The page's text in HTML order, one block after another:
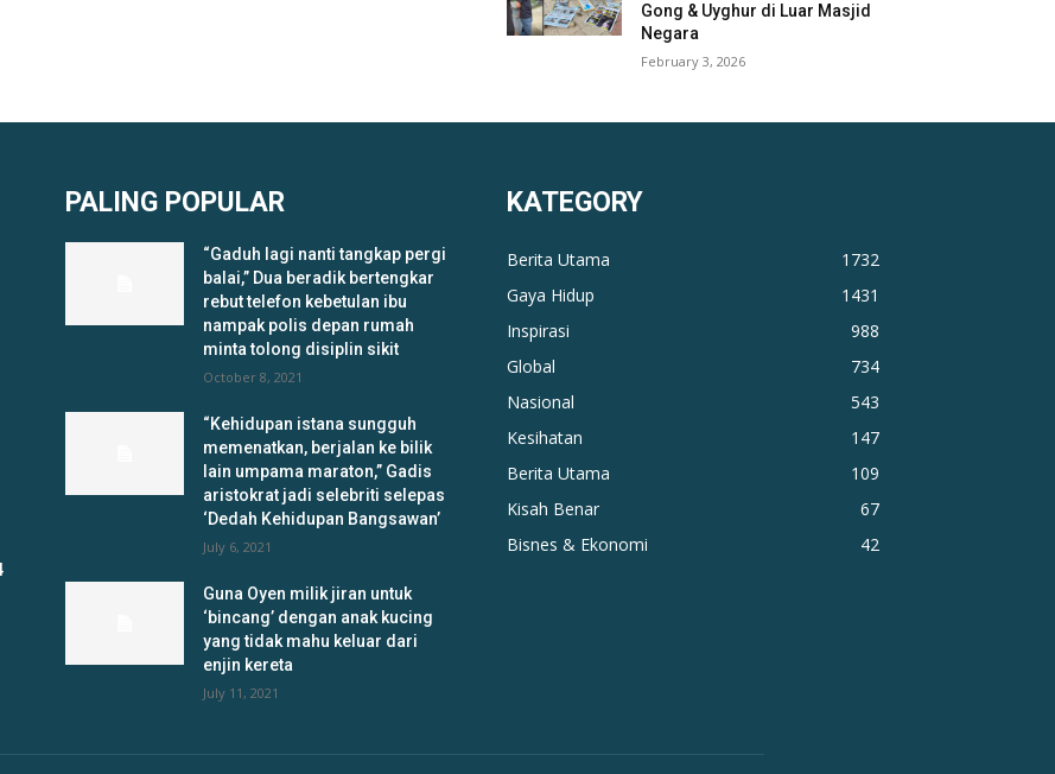
Gong & Uyghur di Luar Masjid
Negara
February 3, 2026
PALING POPULAR
“Gaduh lagi nanti tangkap pergi
balai,” Dua beradik bertengkar
rebut telefon kebetulan ibu
nampak polis depan rumah
minta tolong disiplin sikit
October 8, 2021
“Kehidupan istana sungguh
memenatkan, berjalan ke bilik
lain umpama maraton,” Gadis
aristokrat jadi selebriti selepas
‘Dedah Kehidupan Bangsawan’
July 6, 2021
Guna Oyen milik jiran untuk
‘bincang’ dengan anak kucing
yang tidak mahu keluar dari
enjin kereta
July 11, 2021
KATEGORY
Berita Utama
1732
Gaya Hidup
1431
Inspirasi
988
Global
734
Nasional
543
Kesihatan
147
Berita Utama
109
Kisah Benar
67
Bisnes & Ekonomi
42